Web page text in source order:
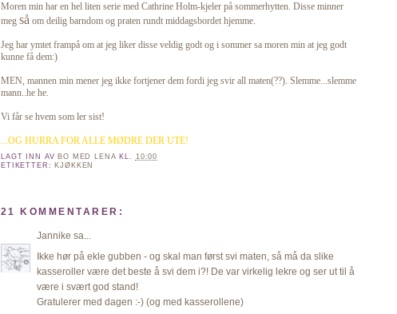
Moren min har en hel liten serie med Cathrine Holm-kjeler på sommerhytten. Disse minner
meg så om deilig barndom og praten rundt middagsbordet hjemme.
Jeg har ymtet frampå om at jeg liker disse veldig godt og i sommer sa moren min at jeg godt
kunne få dem:)
MEN, mannen min mener jeg ikke fortjener dem fordi jeg svir all maten(??). Slemme...slemme
mann..he he.
Vi får se hvem som ler sist!
...OG HURRA FOR ALLE MØDRE DER UTE!
LAGT INN AV BO MED LENA KL.
10:00
ETIKETTER: KJØKKEN
21 KOMMENTARER:
Jannike sa...
Ikke hør på ekle gubben - og skal man først svi maten, så må da slike
kasseroller være det beste å svi dem i?! De var virkelig lekre og ser ut til å
være i svært god stand!
Gratulerer med dagen :-) (og med kasserollene)